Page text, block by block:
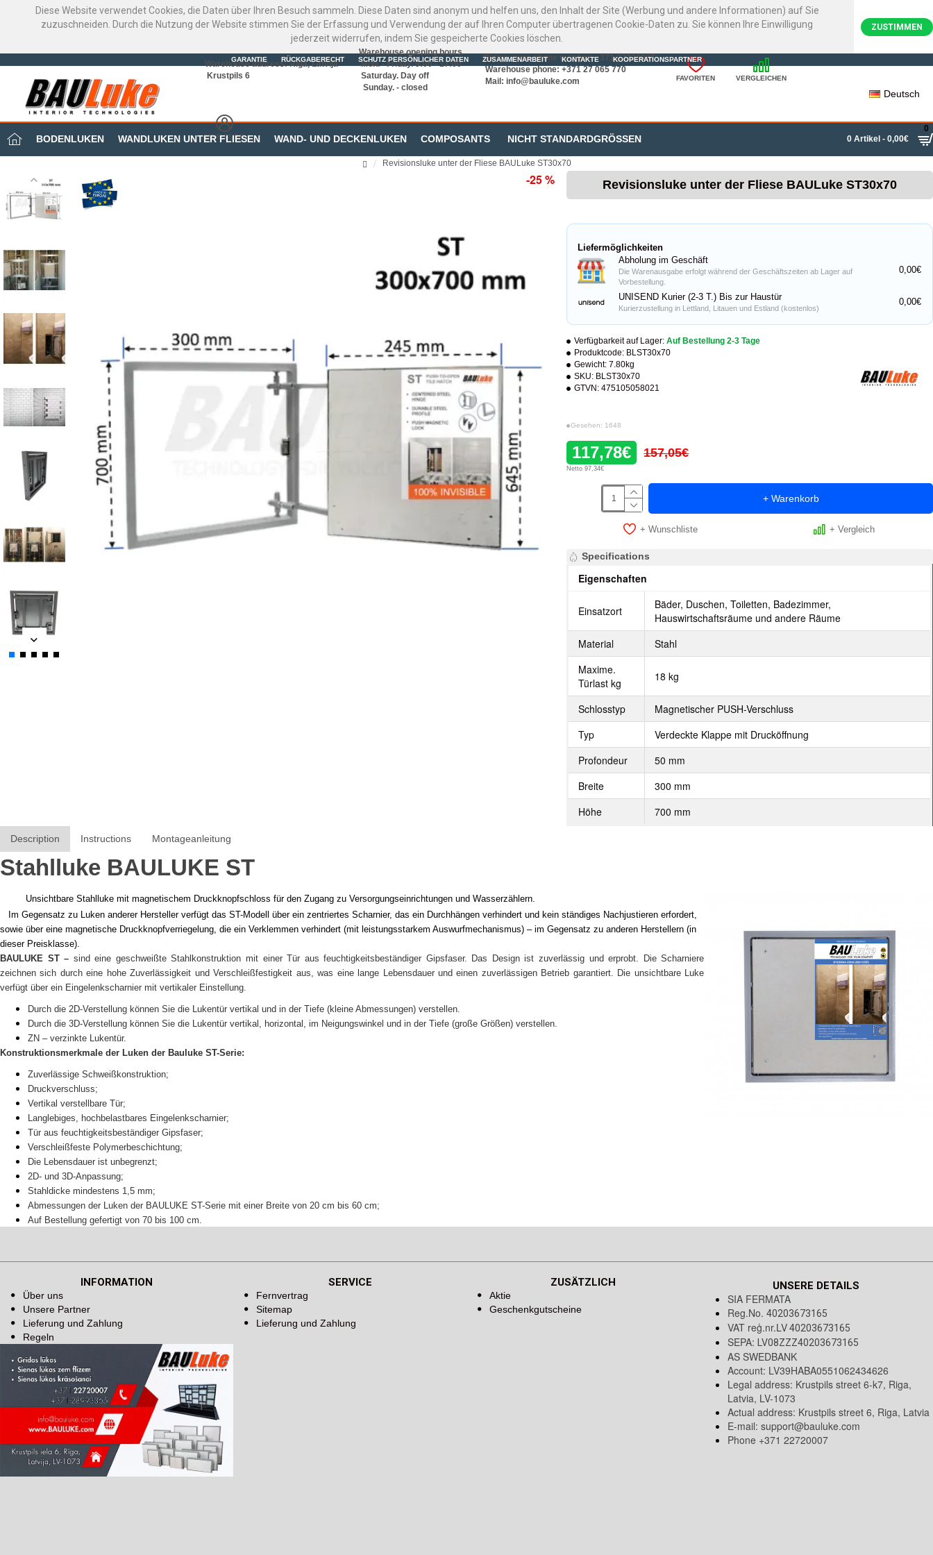
Diese Website verwendet Cookies, die Daten über Ihren Besuch sammeln. Diese Daten sind anonym und helfen uns, den Inhalt der Site (Werbung und andere Informationen) auf Sie
zuzuschneiden. Durch die Nutzung der Website stimmen Sie der Erfassung und Verwendung der auf Ihren Computer übertragenen Cookie-Daten zu. Sie können Ihre Einwilligung
jederzeit widerrufen, indem Sie gespeicherte Cookies löschen.
ZUSTIMMEN
GARANTIE RÜCKGABERECHT SCHUTZ PERSÖNLICHER DATEN ZUSAMMENARBEIT KONTAKTE KOOPERATIONSPARTNER
Warehouse address: Riga, Latvija
Krustpils 6
Warehouse opening hours
Mon. - Friday. 9:00 - 17:00
Saturday. Day off
Sunday. - closed
Online store phone number: +371 22720007
Warehouse phone: +371 27 065 770
Mail: info@bauluke.com FAVORITEN VERGLEICHEN
MEIN BÜRO
Deutsch
BODENLUKEN WANDLUKEN UNTER FLIESEN WAND- UND DECKENLUKEN COMPOSANTS NICHT STANDARDGRÖSSEN 0 Artikel - 0,00€
0
Revisionsluke unter der Fliese BAULuke ST30x70
-25 % Revisionsluke unter der Fliese BAULuke ST30x70
Verfügbarkeit auf Lager: Auf Bestellung 2-3 Tage
Produktcode: BLST30x70
Gewicht: 7.80kg
SKU: BLST30x70
GTVN: 475105058021
Gesehen: 1648
117,78€ 157,05€
Netto 97,34€
Liefermöglichkeiten
Abholung im Geschäft
Die Warenausgabe erfolgt während der Geschäftszeiten ab Lager auf
Vorbestellung.
0,00€
UNISEND Kurier (2-3 T.) Bis zur Haustür
Kurierzustellung in Lettland, Litauen und Estland (kostenlos)
0,00€
+ Warenkorb
+ Wunschliste + Vergleich
Specifications
Eigenschaften
Einsatzort
Bäder, Duschen, Toiletten, Badezimmer,
Hauswirtschaftsräume und andere Räume
Material
Stahl
Maxime.
Türlast kg
18 kg
Schlosstyp
Magnetischer PUSH-Verschluss
Typ
Verdeckte Klappe mit Drucköffnung
Profondeur
50 mm
Breite
300 mm
Höhe
700 mm
Description Instructions Montageanleitung
Stahlluke BAULUKE ST
Unsichtbare Stahlluke mit magnetischem Druckknopfschloss für den Zugang zu Versorgungseinrichtungen und Wasserzählern.
Im Gegensatz zu Luken anderer Hersteller verfügt das ST-Modell über ein zentriertes Scharnier, das ein Durchhängen verhindert und kein ständiges Nachjustieren erfordert,
sowie über eine magnetische Druckknopfverriegelung, die ein Verklemmen verhindert (mit leistungsstarkem Auswurfmechanismus) – im Gegensatz zu anderen Herstellern (in
dieser Preisklasse).
BAULUKE ST – sind eine geschweißte Stahlkonstruktion mit einer Tür aus feuchtigkeitsbeständiger Gipsfaser. Das Design ist zuverlässig und erprobt. Die Scharniere
zeichnen sich durch eine hohe Zuverlässigkeit und Verschleißfestigkeit aus, was eine lange Lebensdauer und einen zuverlässigen Betrieb garantiert. Die unsichtbare Luke
verfügt über ein Eingelenkscharnier mit vertikaler Einstellung.
Durch die 2D-Verstellung können Sie die Lukentür vertikal und in der Tiefe (kleine Abmessungen) verstellen.
Durch die 3D-Verstellung können Sie die Lukentür vertikal, horizontal, im Neigungswinkel und in der Tiefe (große Größen) verstellen.
ZN – verzinkte Lukentür.
Konstruktionsmerkmale der Luken der Bauluke ST-Serie:
Zuverlässige Schweißkonstruktion;
Druckverschluss;
Vertikal verstellbare Tür;
Langlebiges, hochbelastbares Eingelenkscharnier;
Tür aus feuchtigkeitsbeständiger Gipsfaser;
Verschleißfeste Polymerbeschichtung;
Die Lebensdauer ist unbegrenzt;
2D- und 3D-Anpassung;
Stahldicke mindestens 1,5 mm;
Abmessungen der Luken der BAULUKE ST-Serie mit einer Breite von 20 cm bis 60 cm;
Auf Bestellung gefertigt von 70 bis 100 cm.
INFORMATION
Über uns
Unsere Partner
Lieferung und Zahlung
Regeln
SERVICE
Fernvertrag
Sitemap
Lieferung und Zahlung
ZUSÄTZLICH
Aktie
Geschenkgutscheine
UNSERE DETAILS
SIA FERMATA
Reg.No. 40203673165
VAT reģ.nr.LV40203673165
SEPA: LV08ZZZ40203673165
AS SWEDBANK
Account: LV39HABA0551062434626
Legal address: Krustpils street 6-k7, Riga,
Latvia, LV-1073
Actual address: Krustpils street 6, Riga, Latvia
E-mail: support@bauluke.com
Phone +371 22720007